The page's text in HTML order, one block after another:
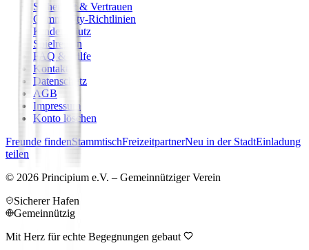
Sicherheit & Vertrauen
Community-Richtlinien
Kinderschutz
Spielregeln
FAQ & Hilfe
Kontakt
Datenschutz
AGB
Impressum
Konto löschen
Freunde findenStammtischFreizeitpartnerNeu in der StadtEinladung
teilen
© 2026 Principium e.V. – Gemeinnütziger Verein
Sicherer Hafen
Gemeinnützig
Mit Herz für echte Begegnungen gebaut